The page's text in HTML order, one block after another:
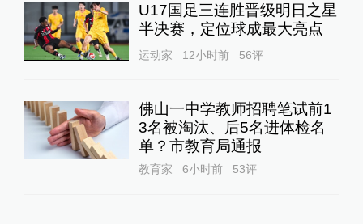
U17国足三连胜晋级明日之星
半决赛，定位球成最大亮点
运动家 12小时前 56评
佛山一中学教师招聘笔试前1
3名被淘汰、后5名进体检名
单？市教育局通报
教育家 6小时前 53评